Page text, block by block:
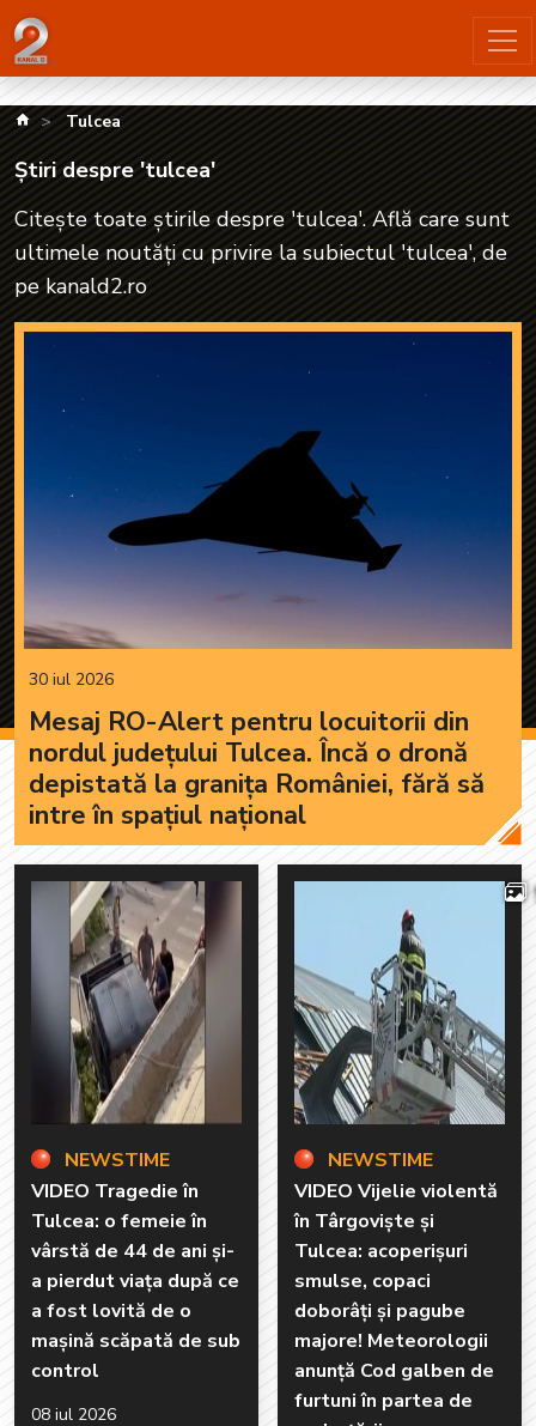
Știri despre 'tulcea'| kanald2.ro
kanald.ro
Tulcea
Știri despre 'tulcea'
Citește toate știrile despre 'tulcea'. Află care sunt
ultimele noutăți cu privire la subiectul 'tulcea', de
pe kanald2.ro
30 iul 2026
Mesaj RO-Alert pentru locuitorii din
nordul județului Tulcea. Încă o dronă
depistată la granița României, fără să
intre în spațiul național
NEWSTIME
VIDEO Tragedie în
Tulcea: o femeie în
vârstă de 44 de ani și-
a pierdut viața după ce
a fost lovită de o
mașină scăpată de sub
control
08 iul 2026
NEWSTIME
VIDEO Vijelie violentă
în Târgoviște și
Tulcea: acoperișuri
smulse, copaci
doborâți și pagube
majore! Meteorologii
anunță Cod galben de
furtuni în partea de